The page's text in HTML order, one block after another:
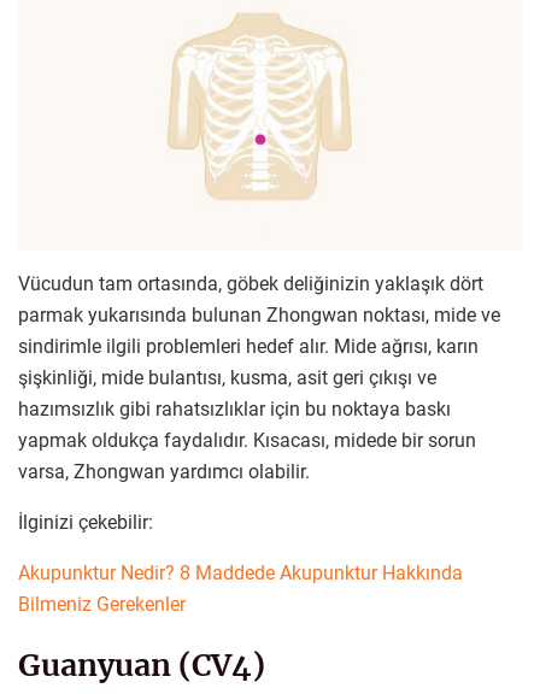
Vücudun tam ortasında, göbek deliğinizin yaklaşık dört
parmak yukarısında bulunan Zhongwan noktası, mide ve
sindirimle ilgili problemleri hedef alır. Mide ağrısı, karın
şişkinliği, mide bulantısı, kusma, asit geri çıkışı ve
hazımsızlık gibi rahatsızlıklar için bu noktaya baskı
yapmak oldukça faydalıdır. Kısacası, midede bir sorun
varsa, Zhongwan yardımcı olabilir.
İlginizi çekebilir:
Akupunktur Nedir? 8 Maddede Akupunktur Hakkında
Bilmeniz Gerekenler
Guanyuan (CV4)